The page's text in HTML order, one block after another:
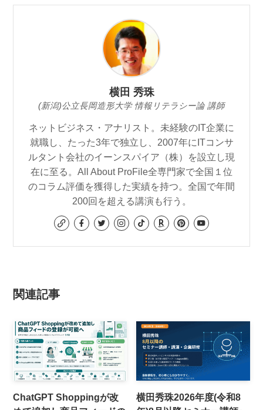
横田 秀珠
(新潟)公立長岡造形大学 情報リテラシー論 講師
ネットビジネス・アナリスト。未経験のIT企業に
就職し、たった3年で独立し、2007年にITコンサ
ルタント会社のイーンスパイア（株）を設立し現
在に至る。All About ProFile全専門家で全国１位
のコラム評価を獲得した実績を持つ。全国で年間
200回を超える講演も行う。
関連記事
ChatGPT Shoppingが改
横田秀珠2026年度(令和8